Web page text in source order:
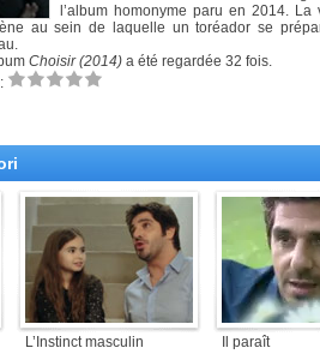
l’album homonyme paru en 2014. La
au sein de laquelle un toréador se
Choisir (2014) a été regardée 32 fois.
L’Instinct masculin Il paraît